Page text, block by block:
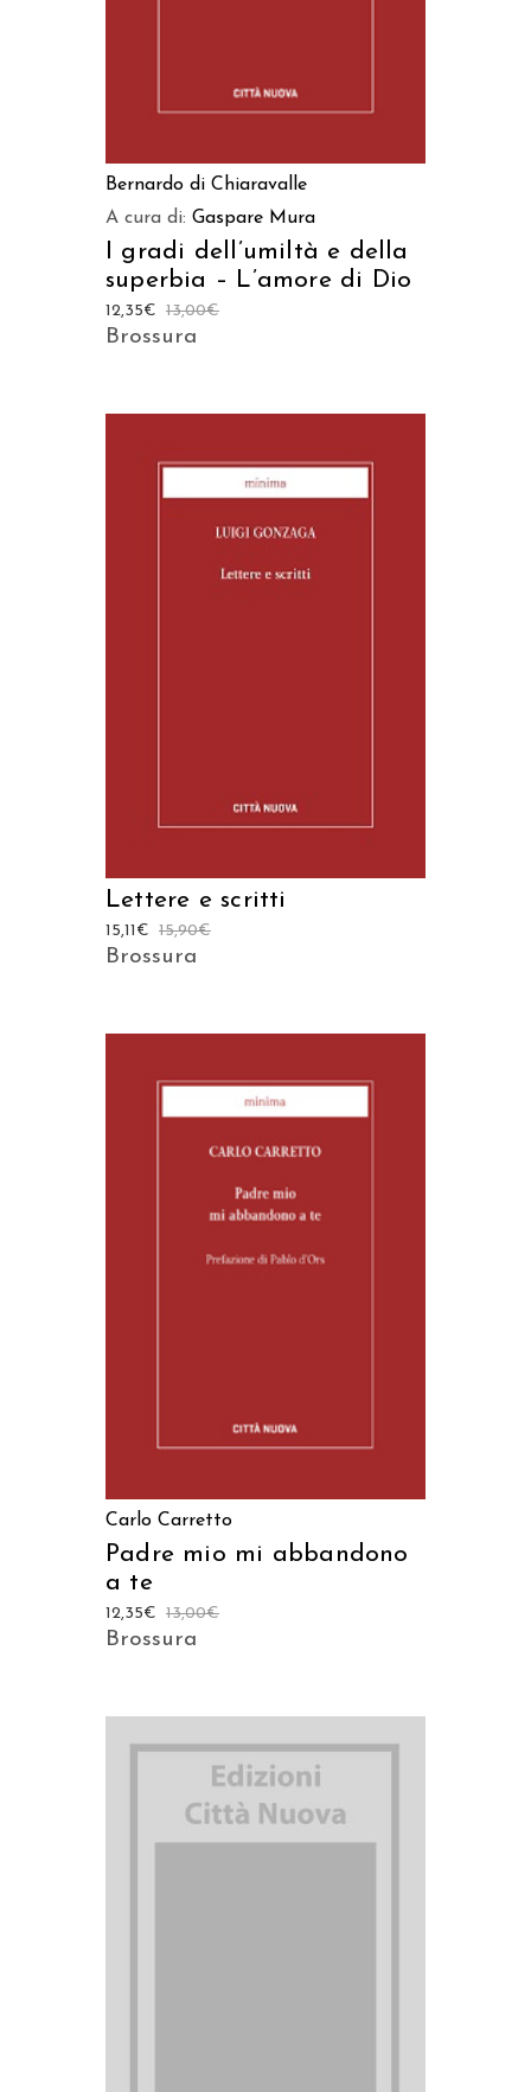
Bernardo di Chiaravalle
A cura di: Gaspare Mura
I gradi dell’umiltà e della
superbia – L’amore di Dio
13,00€
12,35€
Brossura
Lettere e scritti
15,90€
15,11 €
Brossura
AGGIUNGI AL CARRELLO
Carlo Carretto
Padre mio mi abbandono
a te
13,00€
12,35€
Brossura